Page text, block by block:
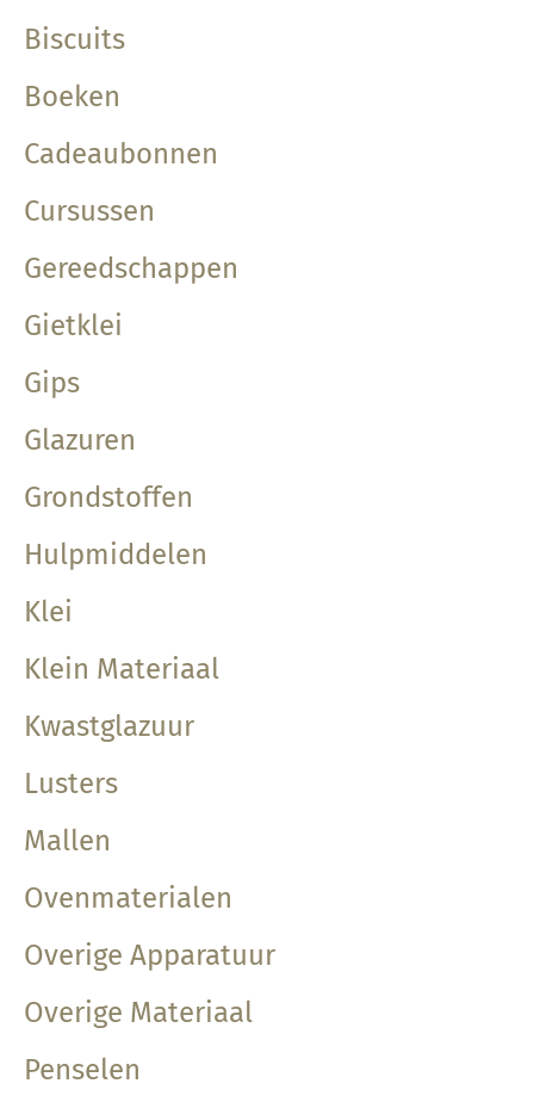
Biscuits
Boeken
Cadeaubonnen
Cursussen
Gereedschappen
Gietklei
Gips
Glazuren
Grondstoffen
Hulpmiddelen
Klei
Klein Materiaal
Kwastglazuur
Lusters
Mallen
Ovenmaterialen
Overige Apparatuur
Overige Materiaal
Penselen